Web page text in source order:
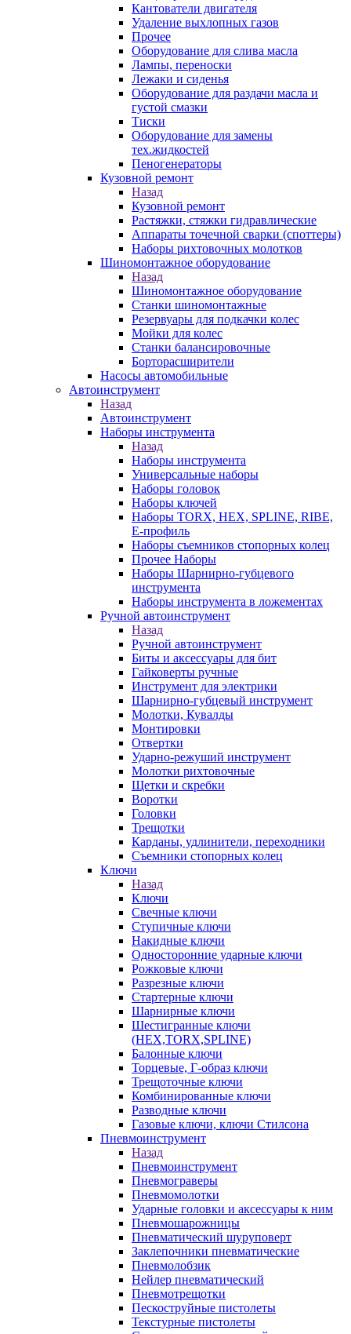
Кантователи двигателя
Удаление выхлопных газов
Прочее
Оборудование для слива масла
Лампы, переноски
Лежаки и сиденья
Оборудование для раздачи масла и
густой смазки
Тиски
Оборудование для замены
тех.жидкостей
Пеногенераторы
Кузовной ремонт
Назад
Кузовной ремонт
Растяжки, стяжки гидравлические
Аппараты точечной сварки (споттеры)
Наборы рихтовочных молотков
Шиномонтажное оборудование
Назад
Шиномонтажное оборудование
Станки шиномонтажные
Резервуары для подкачки колес
Мойки для колес
Станки балансировочные
Борторасширители
Насосы автомобильные
Автоинструмент
Назад
Автоинструмент
Наборы инструмента
Назад
Наборы инструмента
Универсальные наборы
Наборы головок
Наборы ключей
Наборы TORX, HEX, SPLINE, RIBE,
E-профиль
Наборы съемников стопорных колец
Прочее Наборы
Наборы Шарнирно-губцевого
инструмента
Наборы инструмента в ложементах
Ручной автоинструмент
Назад
Ручной автоинструмент
Биты и аксессуары для бит
Гайковерты ручные
Инструмент для электрики
Шарнирно-губцевый инструмент
Молотки, Кувалды
Монтировки
Отвертки
Ударно-режуший инструмент
Молотки рихтовочные
Щетки и скребки
Воротки
Головки
Трещотки
Карданы, удлинители, переходники
Съемники стопорных колец
Ключи
Назад
Ключи
Свечные ключи
Ступичные ключи
Накидные ключи
Односторонние ударные ключи
Рожковые ключи
Разрезные ключи
Стартерные ключи
Шарнирные ключи
Шестигранные ключи
(HEX,TORX,SPLINE)
Балонные ключи
Торцевые, Г-образ ключи
Трещоточные ключи
Комбинированные ключи
Разводные ключи
Газовые ключи, ключи Стилсона
Пневмоинструмент
Назад
Пневмоинструмент
Пневмограверы
Пневмомолотки
Ударные головки и аксессуары к ним
Пневмошарожницы
Пневматический шуруповерт
Заклепочники пневматические
Пневмолобзик
Нейлер пневматический
Пневмотрещотки
Пескоструйные пистолеты
Текстурные пистолеты